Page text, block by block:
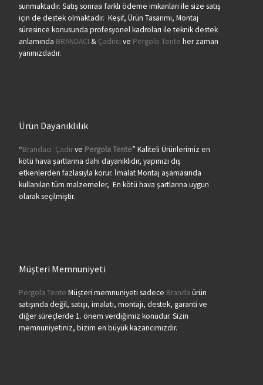
sunmaktadır. Satış sonrası farklı ödeme imkanları ile size satış
için de destek olmaktadır. Keşif, Ürün Tasarımı, Montaj
süresince konusunda profesyonel kadroları ile teknik destek
anlamında BRANDACI & Çadırcı ve Pergole Tente her zaman
yanınızdadır.
Ürün Dayanıklılık
“Brandacı Çadırve PergolaTente” Kaliteli Ürünlerimiz en
kötü hava şartlarına dahi dayanıklıdır, yapınızı dış
etkenlerden fazlasıyla korur. İmalat Montaj aşamasında
kullanılan tüm malzemeler, En kötü hava şartlarına uygun
olarak seçilmiştir.
Müşteri Memnuniyeti
Pergola Tente Müşteri memnuniyeti sadece Branda ürün
satışında değil, satışı, imalatı, montajı, destek, garanti ve
diğer süreçlerde 1. önem verdiğimiz konudur. Sizin
memnuniyetiniz, bizim en büyük kazancımızdır.